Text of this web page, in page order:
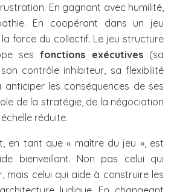
En gagnant avec humilité,
En coopérant dans un jeu
la force du collectif. Le jeu structure
sesfonctions exécutives(sa
contrôle inhibiteur, sa flexibilité
anticiper les conséquences de ses
de la stratégie, de la négociation
réduite.
en tant que « maître du jeu », est
bienveillant. Non pas celui qui
mais celui qui aide à construire les